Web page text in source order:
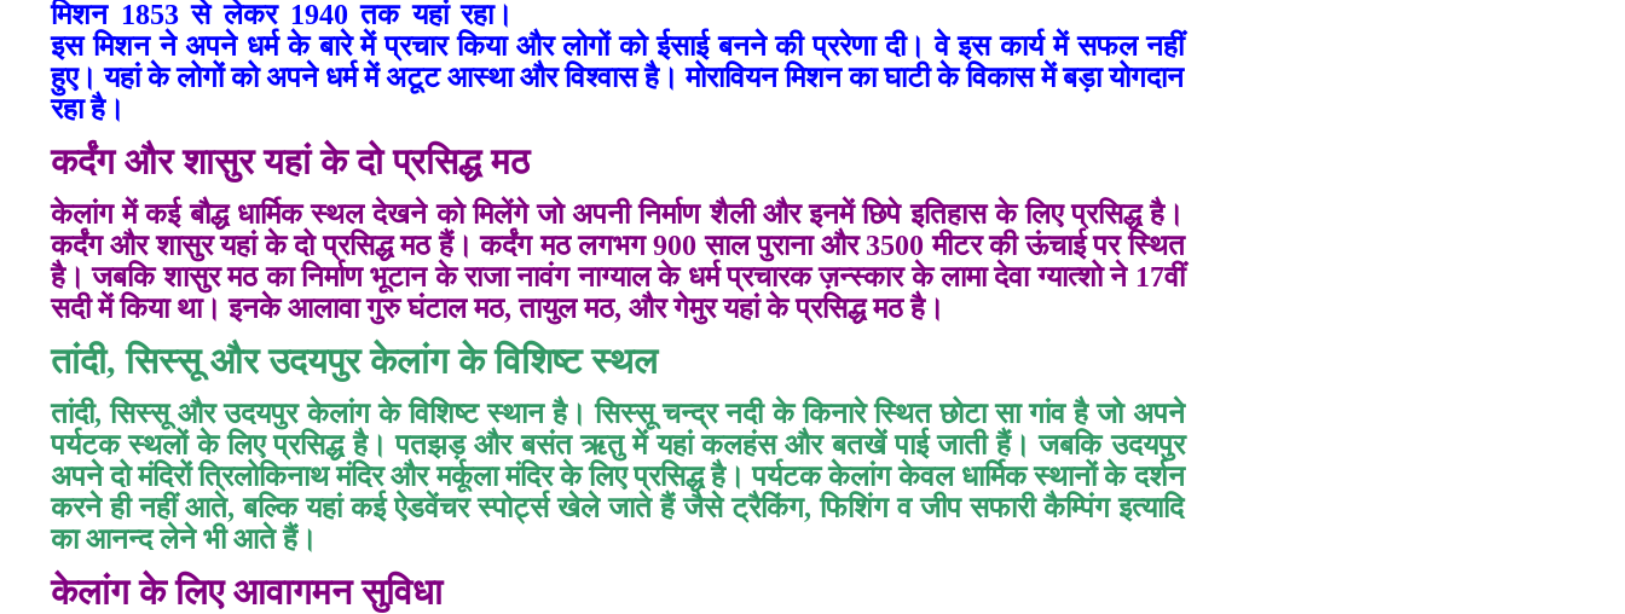
मिशन 1853 से लेकर 1940 तक यहां रहा।
इस मिशन ने अपने धर्म के बारे में प्रचार किया और लोगों को ईसाई बनने की प्ररेणा दी। वे इस कार्य में सफल नहीं
हुए। यहां के लोगों को अपने धर्म में अटूट आस्था और विश्वास है। मोरावियन मिशन का घाटी के विकास में बड़ा योगदान
रहा है।
कर्दंग और शासुर यहां के दो प्रसिद्ध मठ
केलांग में कई बौद्ध धार्मिक स्थल देखने को मिलेंगे जो अपनी निर्माण शैली और इनमें छिपे इतिहास के लिए प्रसिद्ध है।
कर्दंग और शासुर यहां के दो प्रसिद्ध मठहैं। कर्दंग मठ लगभग 900 साल पुराना और 3500 मीटर की ऊंचाई पर स्थित
है। जबकि शासुर मठ का निर्माण भूटान के राजा नावंग नाग्याल के धर्म प्रचारक ज़न्स्कार के लामा देवा ग्यात्शो ने 17वीं
सदी में किया था। इनके आलावा गुरु घंटाल मठ, तायुल मठ, और गेमुर यहां के प्रसिद्ध मठ है।
तांदी,सिस्सू और उदयपुर केलांग के विशिष्ट स्थल
तांदी, सिस्सू और उदयपुर केलांग के विशिष्ट स्थान है।सिस्सू चन्द्र नदीके किनारे स्थित छोटा सा गांव है जो अपने
पर्यटक स्थलों के लिए प्रसिद्ध है।पतझड़ और बसंत ऋतु में यहां कलहंस और बतखेंपाई जाती हैं। जबकिउदयपुर
अपने दो मंदिरों त्रिलोकिनाथ मंदिर और मर्कूला मंदिर के लिए प्रसिद्धहै। पर्यटक केलांग केवल धार्मिक स्थानों के दर्शन
करने ही नहीं आते, बल्कि यहां कई ऐडवेंचर स्पोर्ट्स खेले जाते हैं जैसे ट्रैकिंग, फिशिंग व जीप सफारी कैम्पिंग इत्यादि
का आनन्द लेने भी आते हैं।
केलांग के लिए आवागमन सुविधा